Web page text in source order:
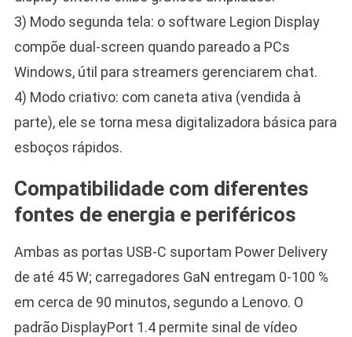
3) Modo segunda tela: o software Legion Display
compõe dual-screen quando pareado a PCs
Windows, útil para streamers gerenciarem chat.
4) Modo criativo: com caneta ativa (vendida à
parte), ele se torna mesa digitalizadora básica para
esboços rápidos.
Compatibilidade com diferentes
fontes de energia e periféricos
Ambas as portas USB-C suportam Power Delivery
de até 45 W; carregadores GaN entregam 0-100 %
em cerca de 90 minutos, segundo a Lenovo. O
padrão DisplayPort 1.4 permite sinal de vídeo